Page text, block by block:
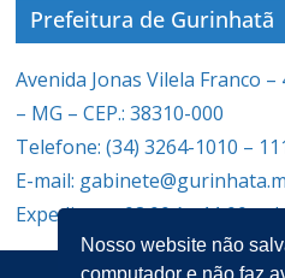
Prefeitura de Gurinhatã
Avenida Jonas Vilela Franco
– MG – CEP.: 38310-000
Telefone: (34) 3264-1010 –
E-mail:
Expediente: 08:00 às 11:00 e
Nosso website não